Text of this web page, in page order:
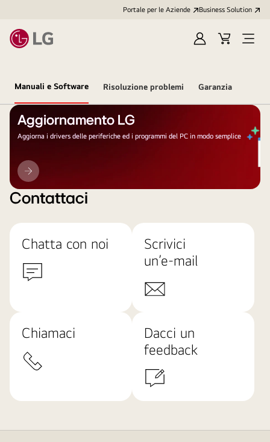
Portale per le Aziende Business Solution
AccediCart
Open
Manuali e Software Risoluzione problemi Garanzia
Aggiornamento LG
Aggiorna i drivers delle periferiche ed i programmi del PC in modo semplice
Aggiornamento
LG
Contattaci
Chatta con noi
Scrivici
un’e-mail
Chiamaci
Dacci un
feedback